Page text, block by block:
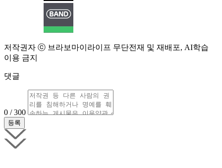
저작권자 ⓒ 브라보마이라이프 무단전재 및 재배포, AI학습
이용 금지
댓글
0 / 300